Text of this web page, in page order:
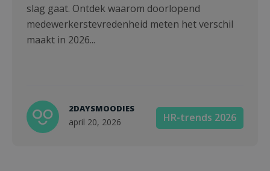
slag gaat. Ontdek waarom doorlopend
medewerkerstevredenheid meten het verschil
maakt in 2026...
2DAYSMOODIES
april 20, 2026 HR-trends 2026